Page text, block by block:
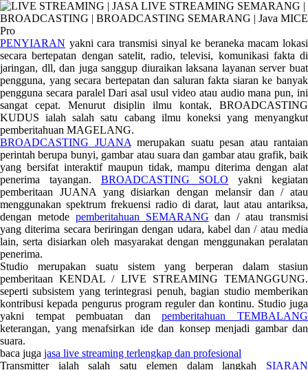
PENYIARAN yakni cara transmisi sinyal ke beraneka macam lokasi
secara bertepatan dengan satelit, radio, televisi, komunikasi fakta di
jaringan, dll, dan juga sanggup diuraikan laksana layanan server buat
pengguna, yang secara bertepatan dan saluran fakta siaran ke banyak
pengguna secara paralel Dari asal usul video atau audio mana pun, ini
sangat cepat. Menurut disiplin ilmu kontak, BROADCASTING
KUDUS ialah salah satu cabang ilmu koneksi yang menyangkut
pemberitahuan MAGELANG.
BROADCASTING JUANA merupakan suatu pesan atau rantaian
perintah berupa bunyi, gambar atau suara dan gambar atau grafik, baik
yang bersifat interaktif maupun tidak, mampu diterima dengan alat
penerima tayangan. BROADCASTING SOLO yakni kegiatan
pemberitaan JUANA yang disiarkan dengan melansir dan / atau
menggunakan spektrum frekuensi radio di darat, laut atau antariksa,
dengan metode pemberitahuan SEMARANG dan / atau transmisi
yang diterima secara beriringan dengan udara, kabel dan / atau media
lain, serta disiarkan oleh masyarakat dengan menggunakan peralatan
penerima.
Studio merupakan suatu sistem yang berperan dalam stasiun
pemberitaan KENDAL / LIVE STREAMING TEMANGGUNG.
seperti subsistem yang terintegrasi penuh, bagian studio memberikan
kontribusi kepada pengurus program reguler dan kontinu. Studio juga
yakni tempat pembuatan danpemberitahuan TEMBALANG
keterangan, yang menafsirkan ide dan konsep menjadi gambar dan
suara.
baca juga jasa live streaming terlengkap dan profesional
Transmitter ialah salah satu elemen dalam langkah SIARAN